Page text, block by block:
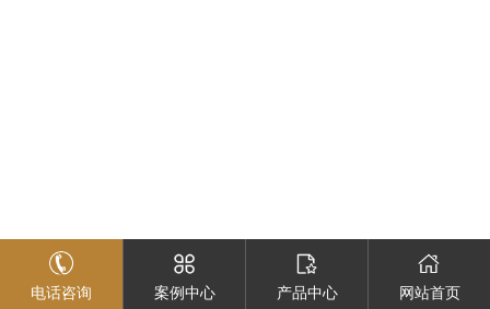
电话咨询 案例中心 产品中心 网站首页